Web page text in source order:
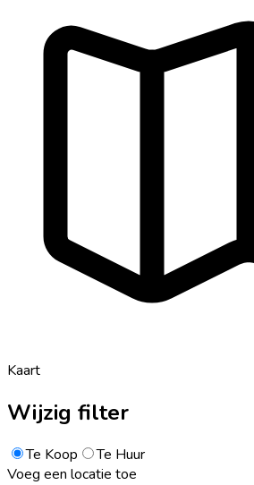
Kaart
Wijzig filter
Te Koop
Te Huur
Voeg een locatie toe